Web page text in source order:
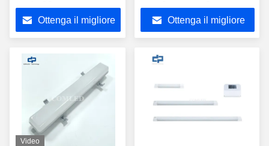
Emergenza IP65
resistente alle
intemperie led Battens
parcheggio led batten
apparecchio di
illuminazione
Ottenga il migliore
cablaggio rapido
Ottenga il migliore
Video